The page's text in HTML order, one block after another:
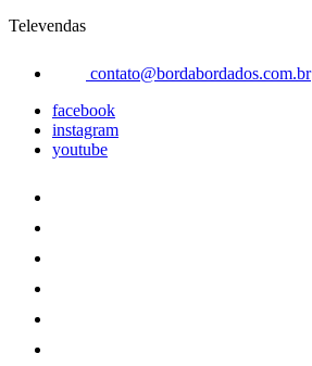
Televendas
contato@bordabordados.com.br
facebook
instagram
youtube